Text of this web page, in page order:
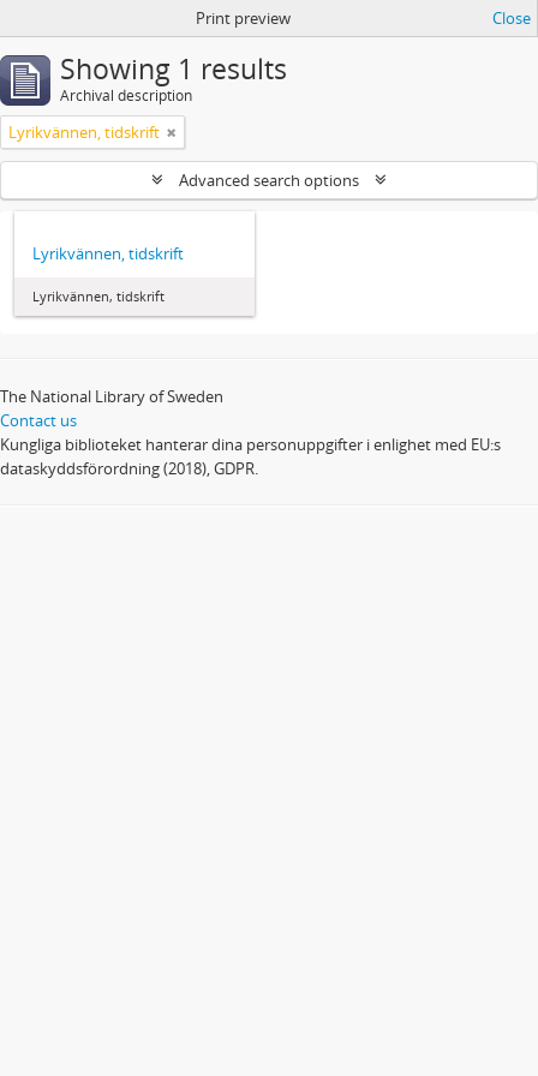
Print preview Close
Showing 1 results
Archival description
Lyrikvännen, tidskrift
Advanced search options
Lyrikvännen, tidskrift
Lyrikvännen, tidskrift
The National Library of Sweden
Contact us
Kungliga biblioteket hanterar dina personuppgifter i enlighet med EU:s
dataskyddsförordning (2018), GDPR.